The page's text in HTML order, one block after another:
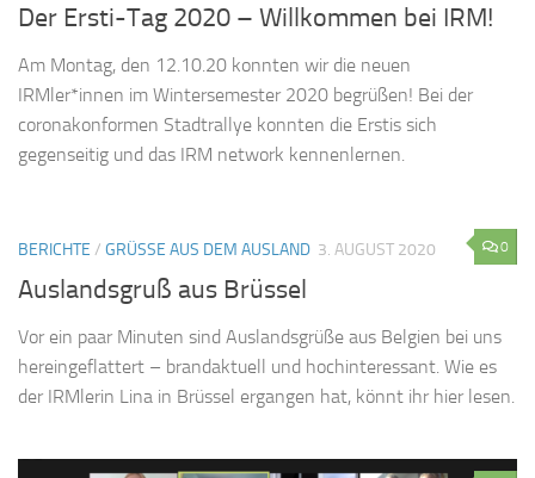
Der Ersti-Tag 2020 – Willkommen bei IRM!
Am Montag, den 12.10.20 konnten wir die neuen
IRMler*innen im Wintersemester 2020 begrüßen! Bei der
coronakonformen Stadtrallye konnten die Erstis sich
gegenseitig und das IRM network kennenlernen.
0
BERICHTE / GRÜSSE AUS DEM AUSLAND 3. AUGUST 2020
Auslandsgruß aus Brüssel
Vor ein paar Minuten sind Auslandsgrüße aus Belgien bei uns
hereingeflattert – brandaktuell und hochinteressant. Wie es
der IRMlerin Lina in Brüssel ergangen hat, könnt ihr hier lesen.